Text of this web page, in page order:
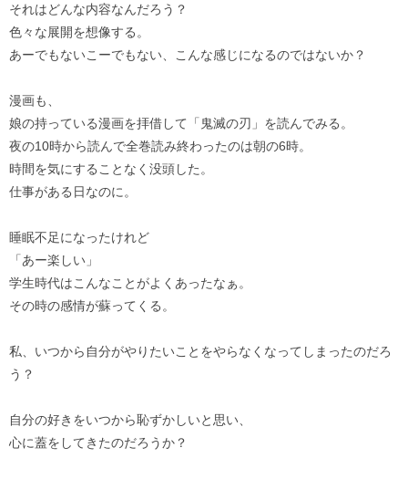
それはどんな内容なんだろう？
色々な展開を想像する。
あーでもないこーでもない、こんな感じになるのではないか？
漫画も、
娘の持っている漫画を拝借して「鬼滅の刃」を読んでみる。
夜の10時から読んで全巻読み終わったのは朝の6時。
時間を気にすることなく没頭した。
仕事がある日なのに。
睡眠不足になったけれど
「あー楽しい」
学生時代はこんなことがよくあったなぁ。
その時の感情が蘇ってくる。
私、いつから自分がやりたいことをやらなくなってしまったのだろ
う？
自分の好きをいつから恥ずかしいと思い、
心に蓋をしてきたのだろうか？